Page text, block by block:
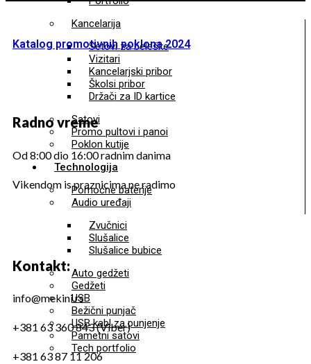
Kancelarija
Setovi za beleške
Vizitari
Kancelarjski pribor
Školsi pribor
Držači za ID kartice
Satovi
Promo pultovi i panoi
Poklon kutije
Technologija
Pomoćne baterije
Audio uređaji
Zvučnici
Slušalice
Slušalice bubice
Auto gedžeti
Gedžeti
USB
Bežični punjač
USB kabl za punjenje
Pametni satovi
Tech portfolio
Katalog promotivnih poklona 2024
Radno vreme
Od 8:00 dio 16:00 radnim danima
Vikendom is praznicima ne radimo
Kontakt:
info@mekini.rs
+381 63 360 843 (Viber)
+381 63 87 11 206